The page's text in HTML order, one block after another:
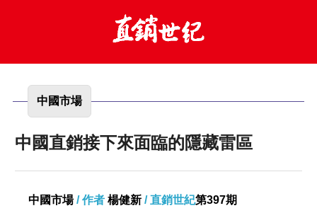
中國市場
中國直銷接下來面臨的隱藏雷區
中國市場/ 作者 楊健新 / 直銷世紀第397期